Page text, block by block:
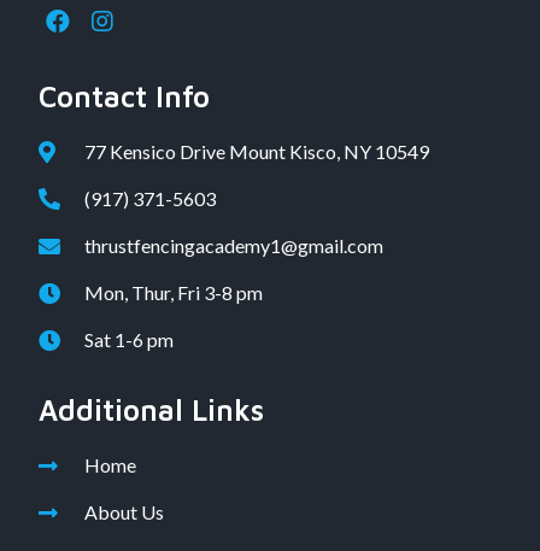
Contact Info
77 Kensico Drive Mount Kisco, NY 10549
(917) 371-5603
thrustfencingacademy1@gmail.com
Mon, Thur, Fri 3-8 pm
Sat 1-6 pm
Additional Links
Home
About Us